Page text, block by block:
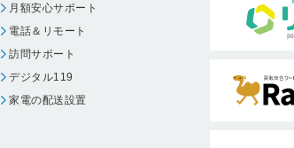
月額安心サポート
電話＆リモート
訪問サポート
デジタル119
家電の配送設置